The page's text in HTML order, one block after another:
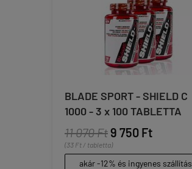
BLADE SPORT - SHIELD C
1000 - 3 x 100 TABLETTA
11 070 Ft9 750 Ft
(33 Ft / tabletta)
akár -12% és ingyenes szállítás